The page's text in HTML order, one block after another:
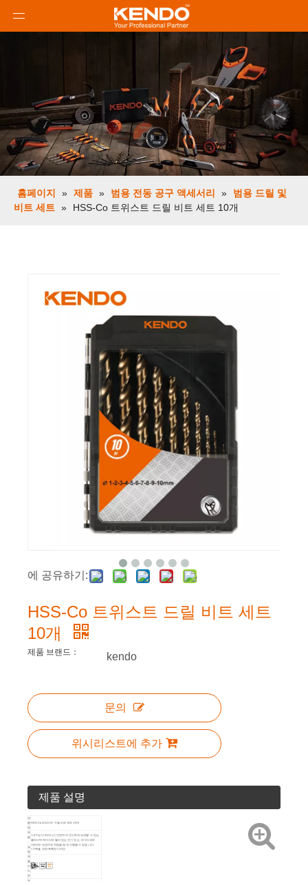
홈페이지 » 제품 » 범용 전동 공구 액세서리 »
범용 드릴 및
비트 세트 » HSS-Co 트위스트 드릴 비트 세트 10개
에 공유하기:
HSS-Co 트위스트 드릴 비트 세트
10개
제품 브랜드： kendo
문의
위시리스트에 추가
제품 설명
상
품
명
HSS-Co 트위스트 드릴 비트 세트 10개
품
설
명
• 내구성이 뛰어나고 안전하며 견고하게 보관할 수 있는
플라스틱 케이스에 들어 있는 인기 있는 크기의 세트
• 편리한 보관으로 작업을 쉽게 수행할 수 있습니다.
• 가족을 위한 독특한 디자인
품
아
이
콘
포